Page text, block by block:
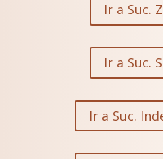
Ir a Suc.
Ir a Suc.
Ir a Suc.